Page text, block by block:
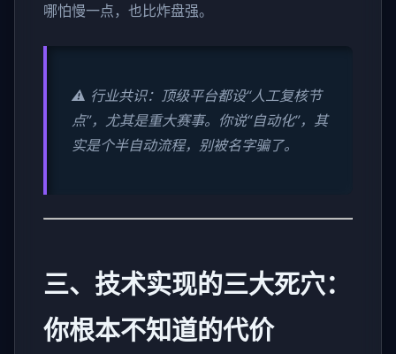
哪怕慢一点，也比炸盘强。
⚠️ 行业共识：顶级平台都设“人工复核节
点”，尤其是重大赛事。你说“自动化”，其
实是个半自动流程，别被名字骗了。
三、技术实现的三大死穴：
你根本不知道的代价